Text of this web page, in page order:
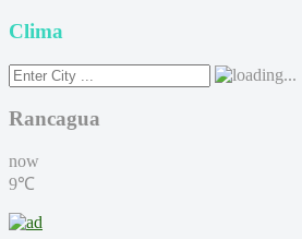
Clima
Rancagua
now
9℃